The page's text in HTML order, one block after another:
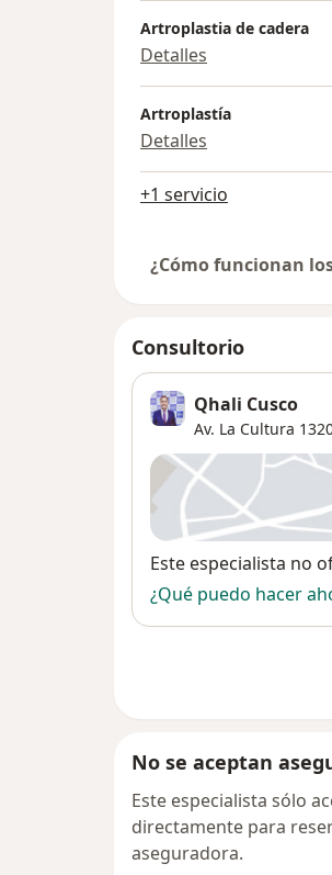
Artroplastia de cadera
Detalles
Artroplastía
Detalles
+1 servicio
¿Cómo funcionan
Consultorio
Qhali Cusco
Av. La Cultura
Disponibilidad
Este especialista no
¿Qué puedo hacer
No se aceptan
Este especialista sólo
directamente para
aseguradora.